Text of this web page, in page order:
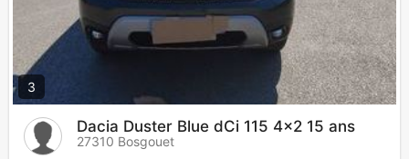
3
Dacia Duster Blue dCi 115 4x2 15 ans
27310 Bosgouet